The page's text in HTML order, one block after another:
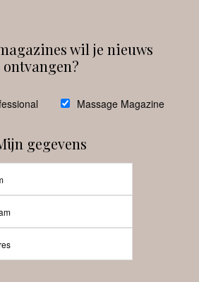
Pro.nl
wil je nieuws
ontvangen?
Massage Magazine
gegevens